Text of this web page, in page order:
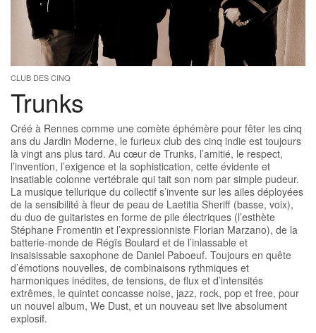
CLUB DES CINQ
Trunks
Créé à Rennes comme une comète éphémère pour fêter les cinq
ans du Jardin Moderne, le furieux club des cinq indie est toujours
là vingt ans plus tard. Au cœur de Trunks, l’amitié, le respect,
l’invention, l’exigence et la sophistication, cette évidente et
insatiable colonne vertébrale qui tait son nom par simple pudeur.
La musique tellurique du collectif s’invente sur les ailes déployées
de la sensibilité à fleur de peau de Laetitia Sheriff (basse, voix),
du duo de guitaristes en forme de pile électriques (l’esthète
Stéphane Fromentin et l’expressionniste Florian Marzano), de la
batterie-monde de Régïs Boulard et de l’inlassable et
insaisissable saxophone de Daniel Paboeuf. Toujours en quête
d’émotions nouvelles, de combinaisons rythmiques et
harmoniques inédites, de tensions, de flux et d’intensités
extrêmes, le quintet concasse noise, jazz, rock, pop et free, pour
un nouvel album, We Dust, et un nouveau set live absolument
explosif.